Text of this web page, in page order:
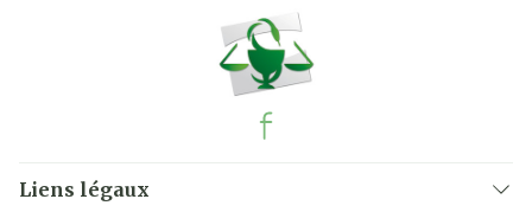
Liens légaux